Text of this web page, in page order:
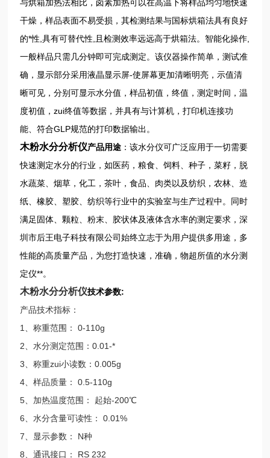
与烘箱加热法相比，卤素加热可以在高温下将样品均匀地快速
干燥，样品表面不易受损，其检测结果与国标烘箱法具有良好
的*性,具有可替代性,且检测效率远远高于烘箱法。智能化操作,
一般样品只需几分钟即可完成测定。该仪器操作简单，测试准
确，显示部分采用液晶显示屏-使屏幕更加清晰明亮，示值清
晰可见，分别可显示水分值，样品初值，终值，测定时间，温
度初值，zui终值等数据，并具有与计算机，打印机连接功
能、符合GLP规范的打印数据输出。
木粉水分分析仪产品用途 ：该水分仪可广泛应用于一切需要
快速测定水分的行业，如医药，粮食、饲料、种子，菜籽，脱
水蔬菜、烟草，化工，茶叶，食品、肉类以及纺织，农林、造
纸、橡胶、塑胶、纺织等行业中的实验室与生产过程中。同时
满足固体、颗粒、粉末、胶状体及液体含水率的测定要求，深
圳市后王电子科技有限公司始终立志于为用户提供多用途，多
性能的高质量产品，为您打造快速，准确，物超所值的水分测
定仪**。
木粉水分分析仪技术参数:
产品技术指标：
1、称重范围： 0-110g
2、水分测定范围：0.01-*
3、称重zui小读数：0.005g
4、样品质量： 0.5-110g
5、加热温度范围： 起始-200℃
6、水分含量可读性： 0.01%
7、显示参数： N种
8、通讯接口： RS 232